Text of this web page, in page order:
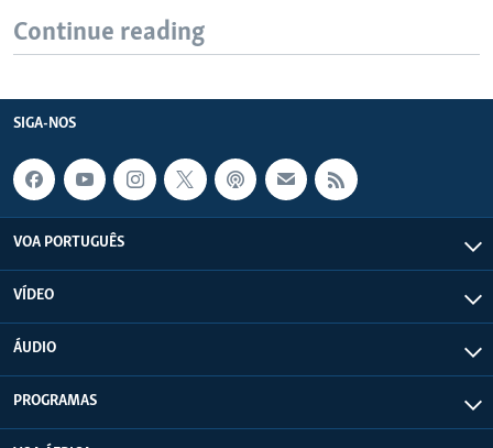
Continue reading
SIGA-NOS
VOA PORTUGUÊS
VÍDEO
ÁUDIO
PROGRAMAS